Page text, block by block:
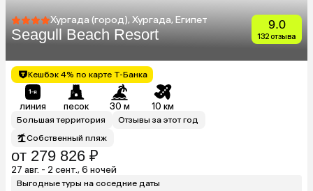
Хургада (город), Хургада, Египет
Seagull Beach Resort
9.0
132 отзыва
Кешбэк 4% по карте Т-Банка
линия песок 30 м 10 км
Большая территория
Отзывы за этот год
Собственный пляж
от 279 826 ₽
27 авг. - 2 сент., 6 ночей
Выгодные туры на соседние даты